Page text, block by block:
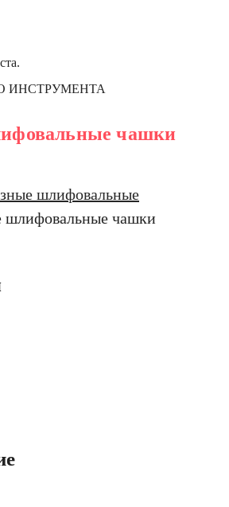
ИНСТРУМЕНТА
чашки
шлифовальные
шлифовальные чашки